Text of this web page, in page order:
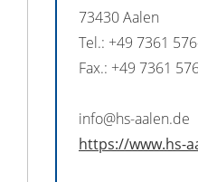
73430 Aalen
Tel.: +49 7361
Fax.: +49 7361
info@hs-aalen.de
https://www.hs-